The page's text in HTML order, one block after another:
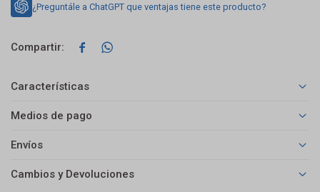
¿Preguntále a ChatGPT que ventajas tiene este producto?
 
Características
Medios de pago
Envíos
Cambios y Devoluciones